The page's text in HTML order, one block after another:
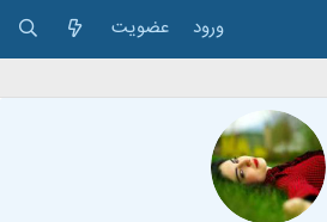
ورود عضویت